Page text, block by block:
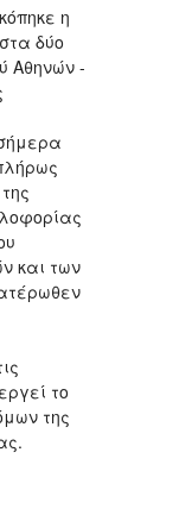
η
δύο
Αθηνών -
και των
το
της